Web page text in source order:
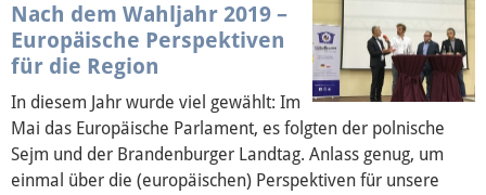
Nach dem Wahljahr 2019 –
Europäische Perspektiven
für die Region
In diesem Jahr wurde viel gewählt: Im
Mai das Europäische Parlament, es folgten der polnische
Sejm und der Brandenburger Landtag. Anlass genug, um
einmal über die (europäischen) Perspektiven für unsere